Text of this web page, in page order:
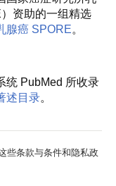
资助的一组精选
腺癌 SPORE。
统 PubMed 所收录
述目录。
些条款与条件和隐私政